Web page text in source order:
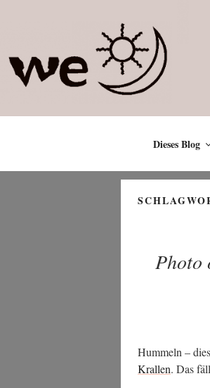
Dieses Blog
Photo
Hum­meln –
Kral­len. Das